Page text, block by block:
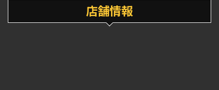
店舗情報